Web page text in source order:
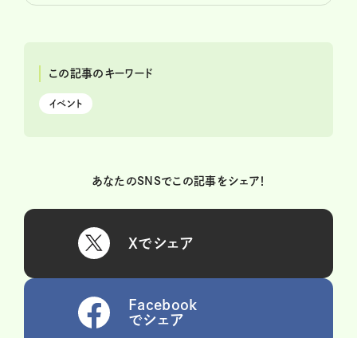
この記事のキーワード
イベント
あなたのSNSでこの記事をシェア！
Xでシェア
Facebook
でシェア